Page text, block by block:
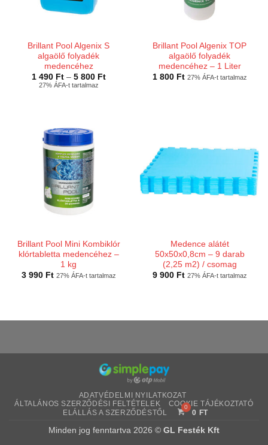
Brillant Pool Algenix S
algaölő folyadék
medencéhez
1 490 Ft – 5 800 FtÁrtartomány:
27% ÁFA-t tartalmaz
Brillant Pool Algenix TOP
algaölő folyadék
medencéhez – 1 Liter
1 800 Ft 27% ÁFA-t tartalmaz
Brillant Pool Mini Kombiklór
klórtabletta medencéhez –
1 kg
3 990 Ft 27% ÁFA-t tartalmaz
Medence alátét
50x50x0,8cm – 9 darab
(2,25 m2) / csomag
9 900 Ft 27% ÁFA-t tartalmaz
ADATVÉDELMI NYILATKOZAT
ÁLTALÁNOS SZERZŐDÉSI FELTÉTELEK
COOKIE TÁJÉKOZTATÓ
ELÁLLÁS A SZERZŐDÉSTŐL
0 FT
Minden jog fenntartva 2026 © GL Festék Kft